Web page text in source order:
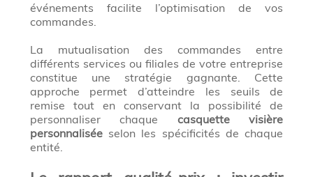
événements facilite l’optimisation de vos
commandes.
La mutualisation des commandes entre
différents services ou filiales de votre entreprise
constitue une stratégie gagnante. Cette
approche permet d’atteindre les seuils de
remise tout en conservant la possibilité de
personnaliser chaque casquette visière
personnaliséeselon les spécificités de chaque
entité.